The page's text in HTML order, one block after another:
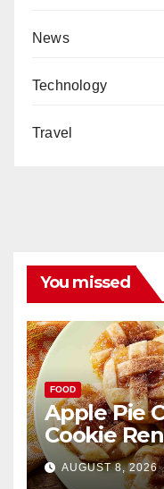
News
Technology
Travel
You missed
FOOD
Apple Pie
Cookie
AUGUST 8, 2026